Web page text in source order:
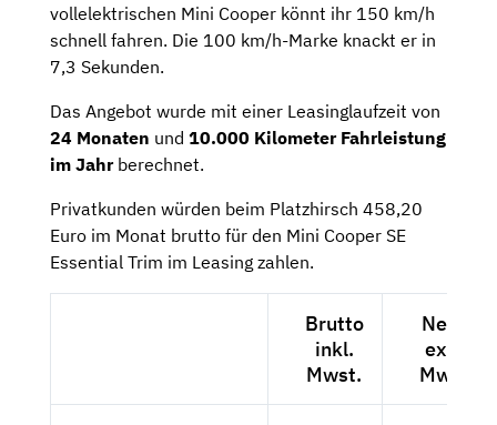
vollelektrischen Mini Cooper könnt ihr 150 km/h
schnell fahren. Die 100 km/h-Marke knackt er in
7,3 Sekunden.
Das Angebot wurde mit einer Leasinglaufzeit von
24 Monaten und 10.000 Kilometer Fahrleistung
im Jahrberechnet.
Privatkunden würden beim Platzhirsch 458,20
Euro im Monat brutto für den Mini Cooper SE
Essential Trim im Leasing zahlen.
Brutto
inkl.
Mwst.
Netto
exkl.
Mwst.